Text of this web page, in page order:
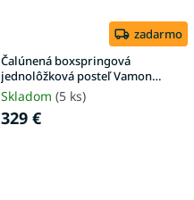
zadarmo
Čalúnená boxspringová
jednolôžková posteľ Vamon
90x200 - krémová
Skladom (5 ks)
329 €